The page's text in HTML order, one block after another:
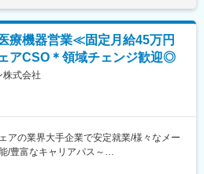
とサポート体制
応じて「特定の領域で専門性を高める」
きるオールラウンダーになる」「本社部
部門など）へのキャリアチェンジ」など
あります。
る業務
担当製品の情報提供を行います。担当施
提供や、担当製品の処方後の情報収集を
器営業職としてアサインされる可能性も
ら、医療営業として必要な知識まで、同
習得することが可能です。
る可能性があります。月給(月額)は固定手
療機器営業≪固定月給45万円
アCSO＊領域チェンジ歓迎◎
株式会社
アの業界大手企業で安定就業/様々なメー
/豊富なキャリアパス～